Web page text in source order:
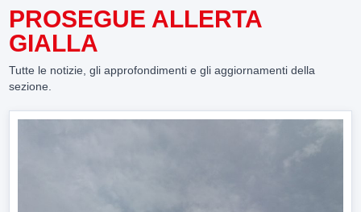
PROSEGUE ALLERTA
GIALLA
Tutte le notizie, gli approfondimenti e gli aggiornamenti della
sezione.